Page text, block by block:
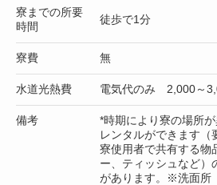
寮までの所要
時間
徒歩で1分
寮費 無
水道光熱費 電気代のみ 2,000～
備考
*時期により寮の場所
レンタルができます（
寮使用者で共有する物
ー、ティッシュなど）
があります。※洗面所